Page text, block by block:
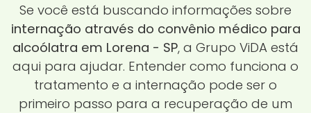
Se você está buscando informações sobre
internação através do convênio médico para
alcoólatra em Lorena - SP, a Grupo ViDA está
aqui para ajudar. Entender como funciona o
tratamento e a internação pode ser o
primeiro passo para a recuperação de um